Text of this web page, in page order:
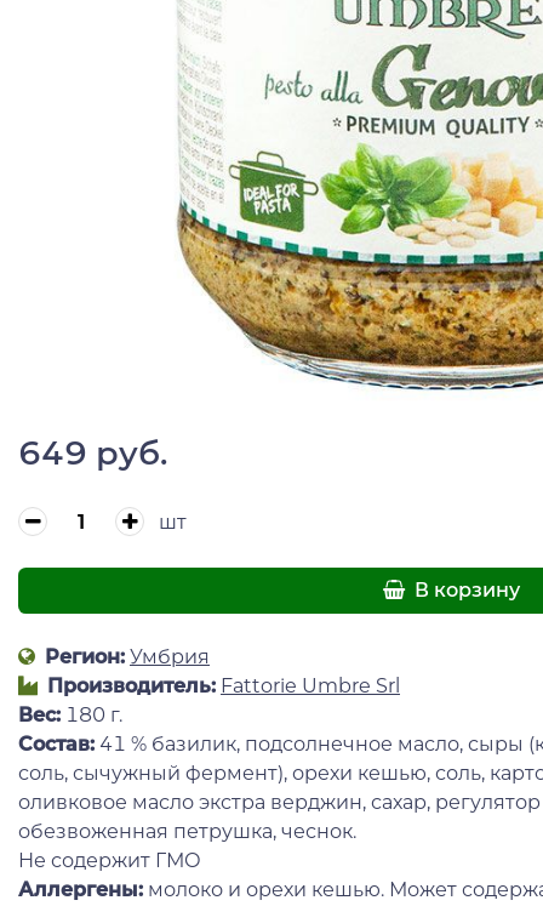
649 руб.
шт
В корзину
Регион: Умбрия
Производитель: Fattorie Umbre Srl
Вес: 180 г.
Состав: 41 % базилик, подсолнечное масло, сыры
соль, сычужный фермент), орехи кешью, соль,
оливковое масло экстра верджин, сахар,
обезвоженная петрушка, чеснок.
Не содержит ГМО
Аллергены: молоко и орехи кешью. Может